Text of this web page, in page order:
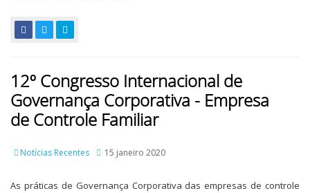
12º Congresso Internacional de
Governança Corporativa - Empresa
de Controle Familiar
Notícias Recentes 15 janeiro 2020
As práticas de Governança Corporativa das empresas de controle